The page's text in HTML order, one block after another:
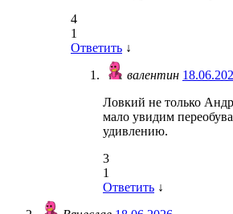
4
1
Ответить ↓
валентин
Ловкий не только
мало увидим
удивлению.
3
1
Ответить ↓